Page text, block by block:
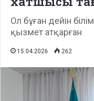
Ол бұған дейін
қызмет атқарған
15.04.2026 262